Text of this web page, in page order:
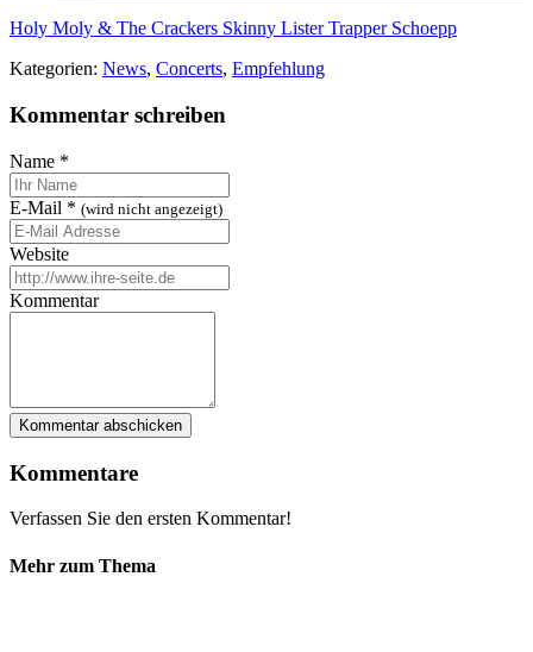
Holy Moly & The Crackers Skinny ListerTrapper Schoepp
Kategorien: News, Concerts, Empfehlung
Kommentar schreiben
Name *
E-Mail * (wird nicht angezeigt)
Website
Kommentar
Kommentare
Verfassen Sie den ersten Kommentar!
Mehr zum Thema